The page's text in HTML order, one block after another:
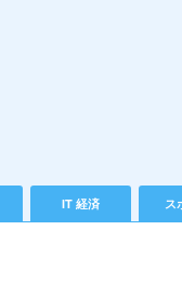
IT 経済 ス